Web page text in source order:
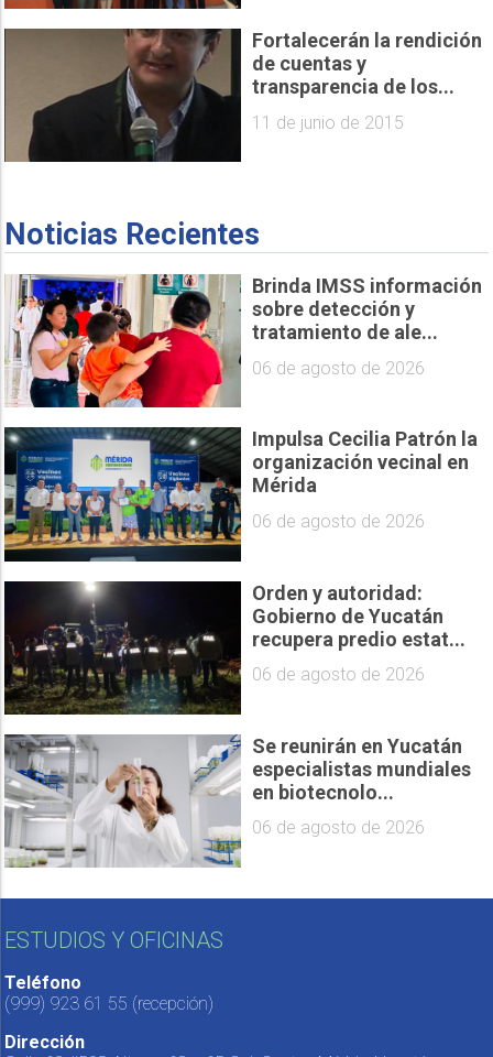
Fortalecerán la rendición
de cuentas y
transparencia de los...
11 de junio de 2015
Noticias Recientes
Brinda IMSS información
sobre detección y
tratamiento de ale...
06 de agosto de 2026
Impulsa Cecilia Patrón la
organización vecinal en
Mérida
06 de agosto de 2026
Orden y autoridad:
Gobierno de Yucatán
recupera predio estat...
06 de agosto de 2026
Se reunirán en Yucatán
especialistas mundiales
en biotecnolo...
06 de agosto de 2026
ESTUDIOS Y OFICINAS
Teléfono
(999) 923 61 55 (recepción)
Dirección